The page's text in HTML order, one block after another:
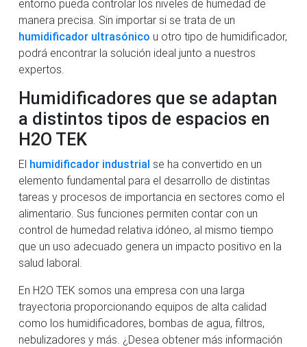
entorno pueda controlar los niveles de humedad de
manera precisa. Sin importar si se trata de un
humidificador ultrasónico u otro tipo de humidificador,
podrá encontrar la solución ideal junto a nuestros
expertos.
Humidificadores que se adaptan
a distintos tipos de espacios en
H2O TEK
El humidificador industrial se ha convertido en un
elemento fundamental para el desarrollo de distintas
tareas y procesos de importancia en sectores como el
alimentario. Sus funciones permiten contar con un
control de humedad relativa idóneo, al mismo tiempo
que un uso adecuado genera un impacto positivo en la
salud laboral.
En H2O TEK somos una empresa con una larga
trayectoria proporcionando equipos de alta calidad
como los humidificadores, bombas de agua, filtros,
nebulizadores y más. ¿Desea obtener más información